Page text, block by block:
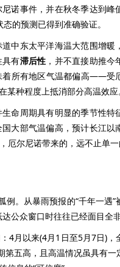
诺事件，并在秋冬季达到峰
的预测已得到准确验证。
东太平洋海温大范围增暖
具有滞后性 ，并不直接助推
着所有地区气温都偏高——受
种程度上抵消部分高温效应
周期具有明显的季节性特
大部气温偏高，预计长江以
尔尼诺带来的，远不止单一
。从暴雨预报的“千年一遇”
公众窗口时往往已经面目全非
月以来(4月1日至5月7日)，
五高，且高温情况虽具有一